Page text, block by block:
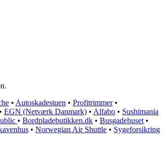
• Autoskadestuen • Profitrimmer•
• EGN (Netværk Danmark) • Alfabo • Sushimania
• Bordpladebutikken.dk • Busgadehuset •
• Norwegian Air Shuttle • Sygeforsikring